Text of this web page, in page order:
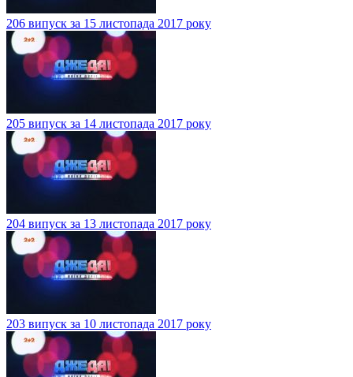
206 випуск за 15 листопада 2017 року
205 випуск за 14 листопада 2017 року
204 випуск за 13 листопада 2017 року
203 випуск за 10 листопада 2017 року